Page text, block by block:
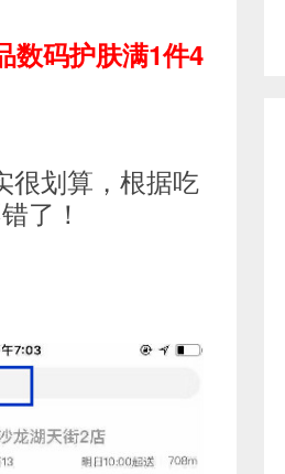
数码护肤满1件4
很划算，根据吃
了！